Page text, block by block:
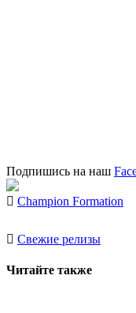
Подпишись на наш
Champion Formation
Свежие релизы
Читайте также